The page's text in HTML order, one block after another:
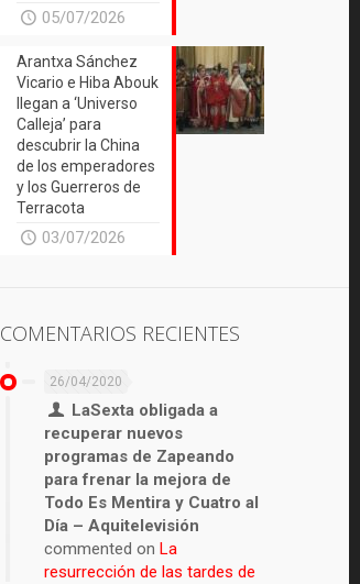
05/07/2026
Arantxa Sánchez
Vicario e Hiba Abouk
llegan a ‘Universo
Calleja’ para
descubrir la China
de los emperadores
y los Guerreros de
Terracota
03/07/2026
COMENTARIOS RECIENTES
26/04/2020
LaSexta obligada a
recuperar nuevos
programas de Zapeando
para frenar la mejora de
Todo Es Mentira y Cuatro al
Día – Aquitelevisión
commented onLa
resurrección de las tardes de